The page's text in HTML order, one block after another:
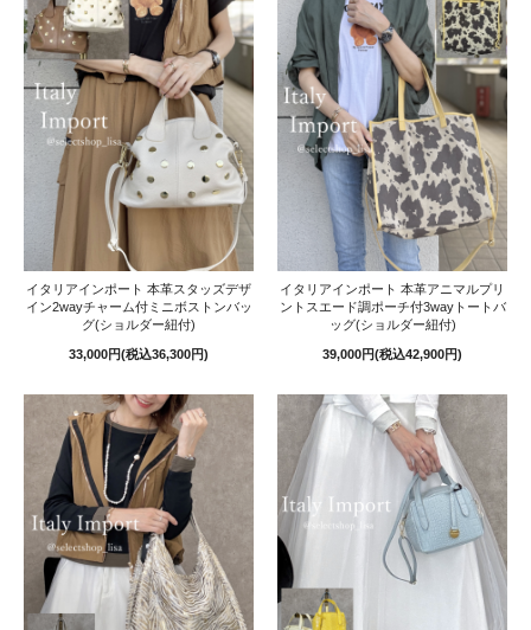
イタリアインポート 本革スタッズデザ
イン2wayチャーム付ミニボストンバッ
グ(ショルダー紐付)
33,000円(税込36,300円)
イタリアインポート 本革アニマルプリ
ントスエード調ポーチ付3wayトートバ
ッグ(ショルダー紐付)
39,000円(税込42,900円)